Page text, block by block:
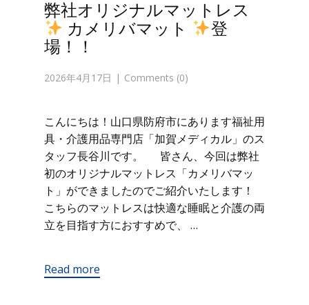
弊社オリジナルマットレス
カメリバマット
登
場！！
2026年4月17日 Comments (0)
こんにちは！山口県防府市にあります福祉用
具・介護用品専門店「加賀メディカル」のス
タッフ長谷川です。 皆さん、今回は弊社
初のオリジナルマットレス「カメリバマッ
ト」ができましたのでご紹介いたします！
こちらのマットレスは快適な睡眠と介護の両
立を目指す方におすすめで、 …
Read more